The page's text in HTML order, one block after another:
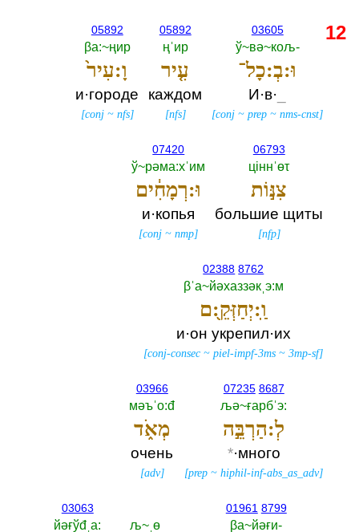
03605
ў~вә~кољ-‎
וּ:בְ:כָל־
И·в·
[conj ~prep ~nms-cnst]
05892
ңˈир
עִ֤יר
каждом
[nfs]
05892
βа:~ңир
וָ:עִיר֙
и·городе
[conj~ nfs]
06793
цiннˈөτ
צִנּ֣וֹת
большие щиты
[nfp]
07420
ў~рәма:хˈим
וּ:רְמָחִ֔ים
и·копья
[conj ~nmp]
02388 8762
βˈа~йәхаззәкˌэ:м
וַֽ:יְחַזְּקֵ֖:ם
и·он укрепил·их
[conj-consec ~piel-impf-3ms ~3mp-sf]
07235 8687
љә~ғарбˈэ:‎
לְ:הַרְבֵּ֣ה
*·много
[prep ~hiphil-inf-abs_as_adv]
03966
мәъˈо:đ
מְאֹ֑ד
очень
[adv]
01961 8799
βа~йәғи-‎
љ~ˌө
03063
йәғўđˌа:‎
12